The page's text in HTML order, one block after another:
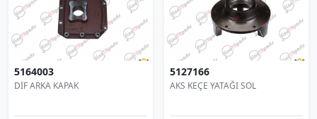
5164003
DİF ARKA KAPAK
5127166
AKS KEÇE YATAĞI SOL